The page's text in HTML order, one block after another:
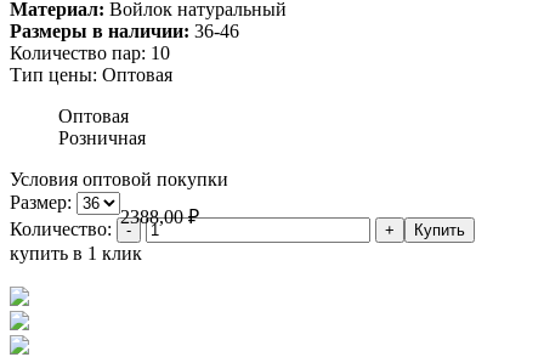
Материал: Войлок натуральный
Размеры в наличии: 36-46
Количество пар: 10
Тип цены: Оптовая
Оптовая
Розничная
Условия оптовой покупки
Размер:
2388,00₽
Количество:
купить в 1 клик